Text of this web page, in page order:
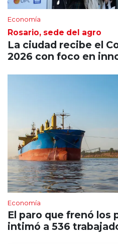
Economía
Rosario, sede del agro
La ciudad recibe el
2026 con foco en
Economía
El paro que frenó los
intimó a 536